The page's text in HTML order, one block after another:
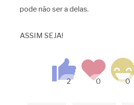
pode não ser a delas.
ASSIM SEJA!